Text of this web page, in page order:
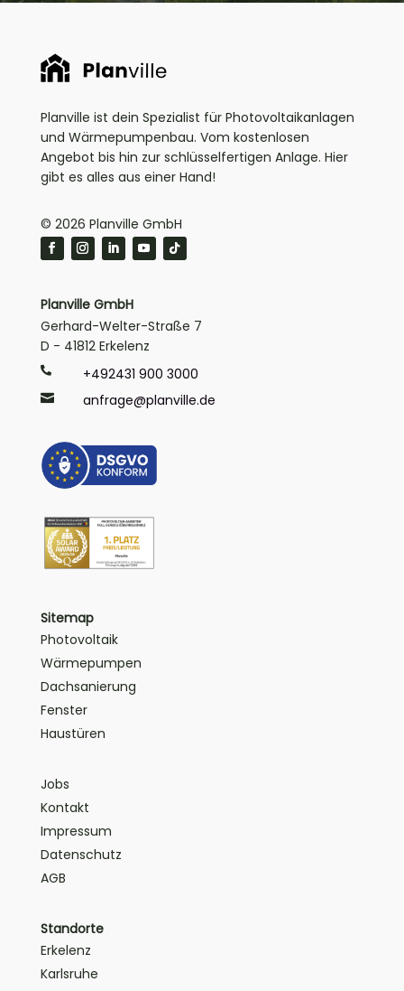
Planville ist dein Spezialist für Photovoltaikanlagen
und Wärmepumpenbau. Vom kostenlosen
Angebot bis hin zur schlüsselfertigen Anlage. Hier
gibt es alles aus einer Hand!
© 2026 Planville GmbH
Planville GmbH
Gerhard-Welter-Straße 7
D - 41812 Erkelenz
 +492431 900 3000
 anfrage@planville.de
Sitemap
Photovoltaik
Wärmepumpen
Dachsanierung
Fenster
Haustüren
Jobs
Kontakt
Impressum
Datenschutz
AGB
Standorte
Erkelenz
Karlsruhe